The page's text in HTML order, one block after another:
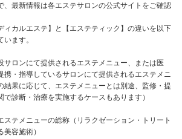
、最新情報は各エステサロンの公式サイトをご確認
ィカルエステ】と【エステティック】の違いを以下
ます。
サロンにて提供されるエステメニュー、または医
携・指導しているサロンにて提供されるエステメニ
果に応じて、エステメニューとは別途、監修・提
診断・治療を実施するケースもあります）
ステメニューの総称（リラクゼーション・トリート
容施術）